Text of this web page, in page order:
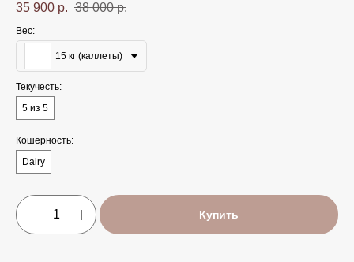
35 900 р. 38 000 р.
Вес:
15 кг (каллеты)
Текучесть:
5 из 5
Кошерность:
Dairy
Купить